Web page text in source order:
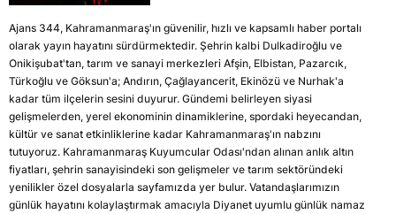
Ajans 344, Kahramanmaraş'ın güvenilir, hızlı ve kapsamlı haber portalı
olarak yayın hayatını sürdürmektedir. Şehrin kalbi Dulkadiroğlu ve
Onikişubat'tan, tarım ve sanayi merkezleri Afşin, Elbistan, Pazarcık,
Türkoğlu ve Göksun'a; Andırın, Çağlayancerit, Ekinözü ve Nurhak'a
kadar tüm ilçelerin sesini duyurur. Gündemi belirleyen siyasi
gelişmelerden, yerel ekonominin dinamiklerine, spordaki heyecandan,
kültür ve sanat etkinliklerine kadar Kahramanmaraş'ın nabzını
tutuyoruz. Kahramanmaraş Kuyumcular Odası'ndan alınan anlık altın
fiyatları, şehrin sanayisindeki son gelişmeler ve tarım sektöründeki
yenilikler özel dosyalarla sayfamızda yer bulur. Vatandaşlarımızın
günlük hayatını kolaylaştırmak amacıyla Diyanet uyumlu günlük namaz